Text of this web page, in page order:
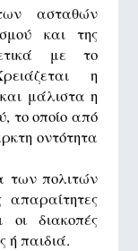
ασταθών
και της
με το
η
μάλιστα η
το οποίο από
οντότητα
των πολιτών
απαραίτητες
διακοπές
ή παιδιά.